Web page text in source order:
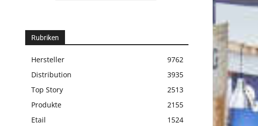
Rubriken
Hersteller
9762
Distribution
3935
Top Story
2513
Produkte
2155
Etail
1524